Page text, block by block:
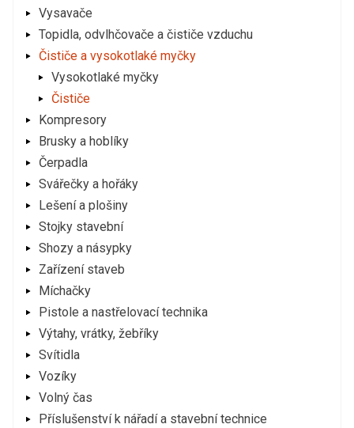
Vysavače
Topidla, odvlhčovače a čističe vzduchu
Čističe a vysokotlaké myčky
Vysokotlaké myčky
Čističe
Kompresory
Brusky a hoblíky
Čerpadla
Svářečky a hořáky
Lešení a plošiny
Stojky stavební
Shozy a násypky
Zařízení staveb
Míchačky
Pistole a nastřelovací technika
Výtahy, vrátky, žebříky
Svítidla
Vozíky
Volný čas
Příslušenství k nářadí a stavební technice